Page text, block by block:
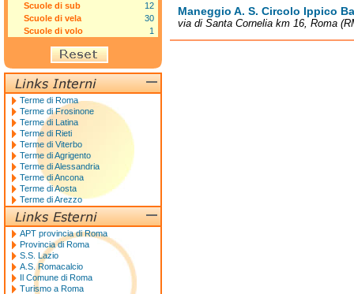
Maneggio A. S. Circolo Ippico
via di Santa Cornelia km 16, Roma
Scuole di sub
12
Scuole di vela
30
Scuole di volo
1
Terme di Roma
Terme di Frosinone
Terme di Latina
Terme di Rieti
Terme di Viterbo
Terme di Agrigento
Terme di Alessandria
Terme di Ancona
Terme di Aosta
Terme di Arezzo
APT provincia di Roma
Provincia di Roma
S.S. Lazio
A.S. Romacalcio
Il Comune di Roma
Turismo a Roma